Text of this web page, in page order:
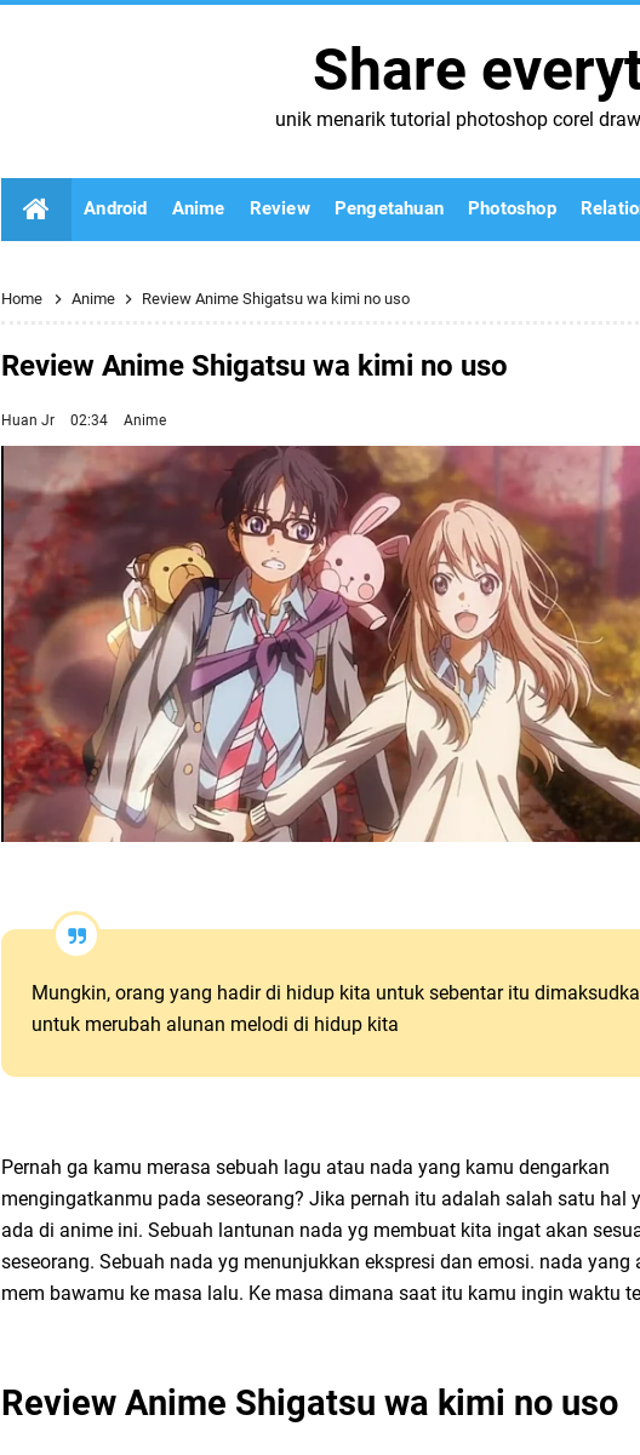
Share
unik menarik tutorial photoshop corel
Android Anime Review Pengetahuan Photoshop
Home Anime Review Anime Shigatsu wa kimi no uso
Review Anime Shigatsu wa kimi no uso
Huan Jr 02:34 Anime
Mungkin, orang yang hadir di hidup kita untuk sebentar itu
untuk merubah alunan melodi di hidup kita
Pernah ga kamu merasa sebuah lagu atau nada yang kamu dengarkan
mengingatkanmu pada seseorang? Jika pernah itu adalah salah satu hal
ada di anime ini. Sebuah lantunan nada yg membuat kita ingat akan
seseorang. Sebuah nada yg menunjukkan ekspresi dan emosi. nada yang
mem bawamu ke masa lalu. Ke masa dimana saat itu kamu ingin waktu
Review Anime Shigatsu wa kimi no uso